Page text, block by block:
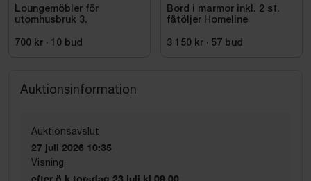
Loungemöbler för
utomhusbruk 3.
700 kr · 10 bud
Bord i marmor inkl. 2 st.
fåtöljer Homeline
3 150 kr · 57 bud
Auktionsinformation
Auktionsavslut
27 juli 2026 10:35
Visning
efter ö.k torsdag 23 juli kl 09.00